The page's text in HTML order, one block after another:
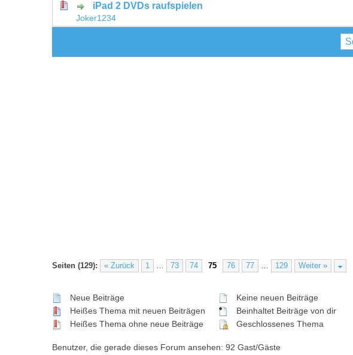
iPad 2 DVDs raufspielen
Joker1234
0 Bewertung(en) - 0 von 5 durchschnittlich
Seiten (129): « Zurück 1 … 73 74 75 76 77 … 129 Weiter »
Neue Beiträge
Heißes Thema mit neuen Beiträgen
Heißes Thema ohne neue Beiträge
Keine neuen Beiträge
Beinhaltet Beiträge von dir
Geschlossenes Thema
Benutzer, die gerade dieses Forum ansehen: 92 Gast/Gäste